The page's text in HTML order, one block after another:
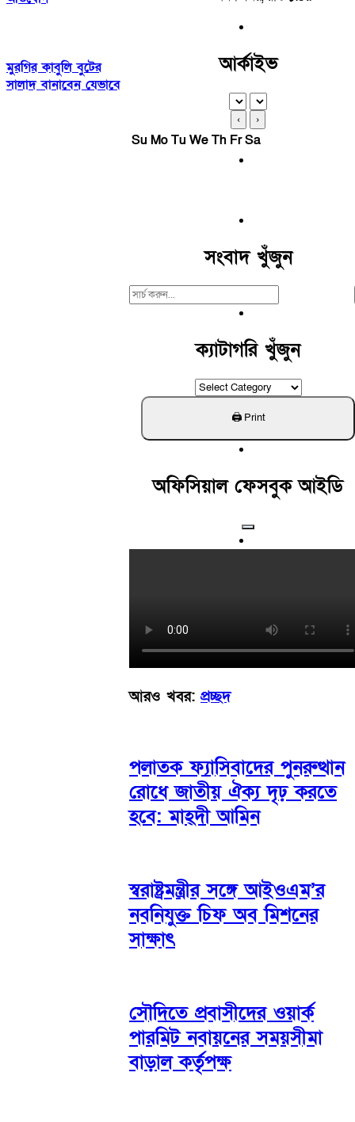
মুরগির কাবুলি বুটের
সালাদ বানাবেন যেভাবে
আর্কাইভ
‹ ›
Su MoTu WeTh FrSa
সংবাদ খুঁজুন
Search
ক্যাটাগরি খুঁজুন
ক্যাটাগরি
খুঁজুন
অফিসিয়াল ফেসবুক আইডি
আরও খবর: প্রচ্ছদ
পলাতক ফ্যাসিবাদের পুনরুত্থান
রোধে জাতীয় ঐক্য দৃঢ় করতে
হবে: মাহ্দী আমিন
স্বরাষ্ট্রমন্ত্রীর সঙ্গে আইওএম’র
নবনিযুক্ত চিফ অব মিশনের
সাক্ষাৎ
সৌদিতে প্রবাসীদের ওয়ার্ক
পারমিট নবায়নের সময়সীমা
বাড়াল কর্তৃপক্ষ